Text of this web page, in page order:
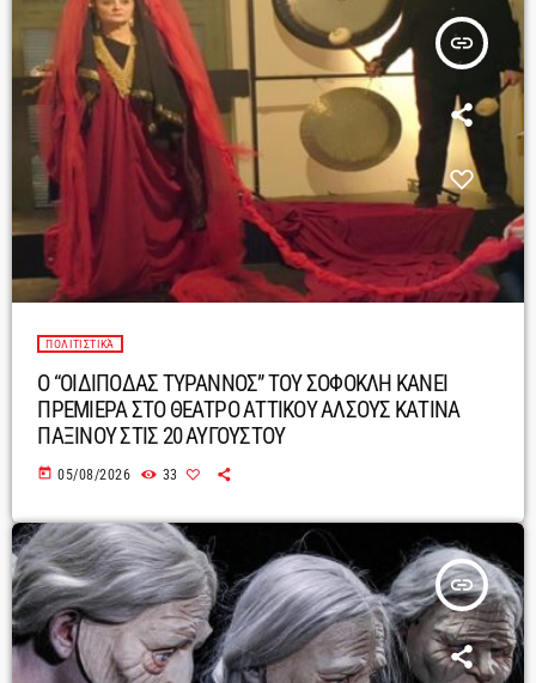
insert_link
ΠΟΛΙΤΙΣΤΙΚΆ
Ο “ΟΙΔΙΠΟΔΑΣ ΤΥΡΑΝΝΟΣ” ΤΟΥ ΣΟΦΟΚΛΗ ΚΑΝΕΙ
ΠΡΕΜΙΕΡΑ ΣΤΟ ΘΕΑΤΡΟ ΑΤΤΙΚΟΥ ΑΛΣΟΥΣ ΚΑΤΙΝΑ
ΠΑΞΙΝΟΥ ΣΤΙΣ 20 ΑΥΓΟΥΣΤΟΥ
today 05/08/2026 33
insert_link